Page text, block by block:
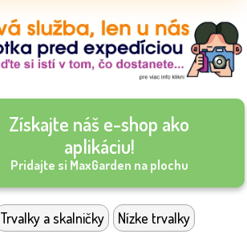
Získajte náš e-shop ako
aplikáciu!
Pridajte si MaxGarden na plochu
Trvalky a skalničky Nízke trvalky